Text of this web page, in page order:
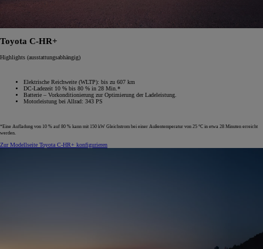
Toyota C-HR+
Highlights (ausstattungsabhängig)
Elektrische Reichweite (WLTP): bis zu 607 km
DC-Ladezeit 10 % bis 80 % in 28 Min.*
Batterie – Vorkonditionierung zur Optimierung der Ladeleistung.
Motorleistung bei Allrad: 343 PS
*Eine Aufladung von 10 % auf 80 % kann mit 150 kW Gleichstrom bei einer Außentemperatur von 25 °C in etwa 28 Minuten erreicht
werden.
Zur Modellseite Toyota C-HR+ konfigurieren